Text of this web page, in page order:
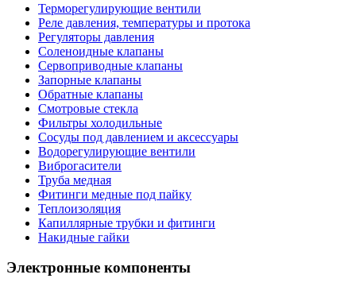
Терморегулирующие вентили
Реле давления, температуры и протока
Регуляторы давления
Соленоидные клапаны
Сервоприводные клапаны
Запорные клапаны
Обратные клапаны
Смотровые стекла
Фильтры холодильные
Сосуды под давлением и аксессуары
Водорегулирующие вентили
Виброгасители
Труба медная
Фитинги медные под пайку
Теплоизоляция
Капиллярные трубки и фитинги
Накидные гайки
Электронные компоненты